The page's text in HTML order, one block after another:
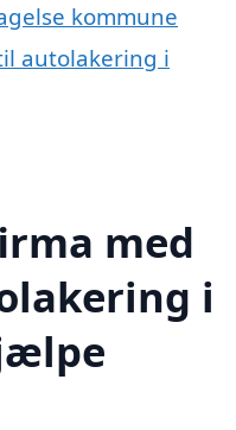
kommune
autolakering i
med
i